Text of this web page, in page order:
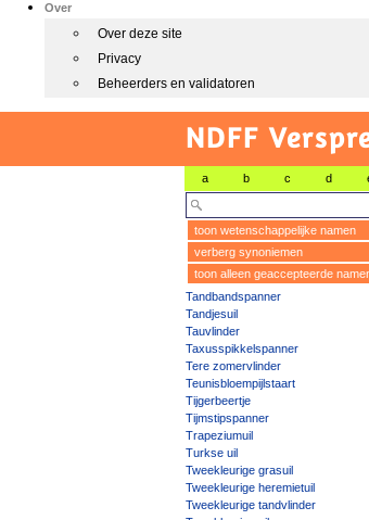
Over
Over deze site
Privacy
Beheerders en validatoren
NDFF
a b c d
toon wetenschappelijke namen
verberg synoniemen
toon alleen geaccepteerde
Tandbandspanner
Tandjesuil
Tauvlinder
Taxusspikkelspanner
Tere zomervlinder
Teunisbloempijlstaart
Tijgerbeertje
Tijmstipspanner
Trapeziumuil
Turkse uil
Tweekleurige grasuil
Tweekleurige heremietuil
Tweekleurige tandvlinder